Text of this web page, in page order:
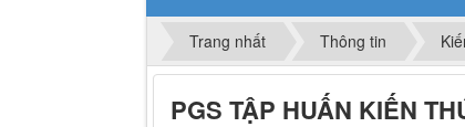
Trang nhất Thông tin
PGS TẬP HUẤN KIẾN